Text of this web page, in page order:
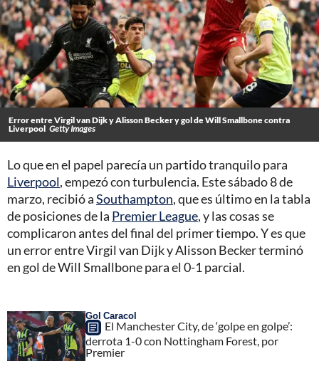
Error entre Virgil van Dijk y Alisson Becker y gol de Will Smallbone contra
Liverpool Getty Images
Lo que en el papel parecía un partido tranquilo para
Liverpool, empezó con turbulencia. Este sábado 8 de
marzo, recibió aSouthampton, que es último en la tabla
de posiciones de la Premier League, y las cosas se
complicaron antes del final del primer tiempo. Y es que
un error entre Virgil van Dijk y Alisson Becker terminó
en gol de Will Smallbone para el 0-1 parcial.
Gol Caracol
El Manchester City, de ‘golpe en golpe’:
derrota 1-0 con Nottingham Forest, por
Premier